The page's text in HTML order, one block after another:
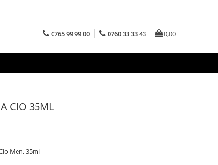
0765 99 99 00 0760 33 33 43 0,00
CIO 35ML
Men, 35ml